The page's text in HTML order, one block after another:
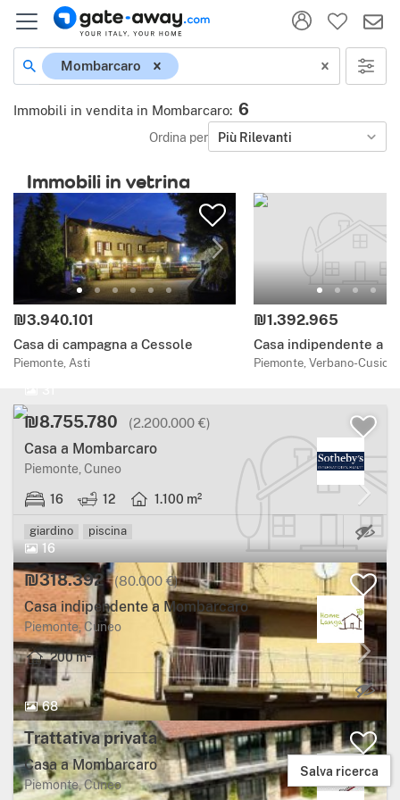
Mombarcaro
Immobili in vendita in Mombarcaro: 6
Ordina per Più Rilevanti
Immobili in vetrina
₪3.940.101
Casa di campagna a Cessole
Piemonte, Asti
₪1.392.965
Casa indipendente a
Piemonte, Verbano-Cusio-
₪8.755.780 (2.200.000 €)
Casa a Mombarcaro
Piemonte, Cuneo
16 12 1.100 m²
giardino piscina
16
₪318.392 (80.000 €)
Casa indipendente a Mombarcaro
Piemonte, Cuneo
200 m²
68
Trattativa privata
Casa a Mombarcaro
Piemonte, Cuneo
Salva ricerca